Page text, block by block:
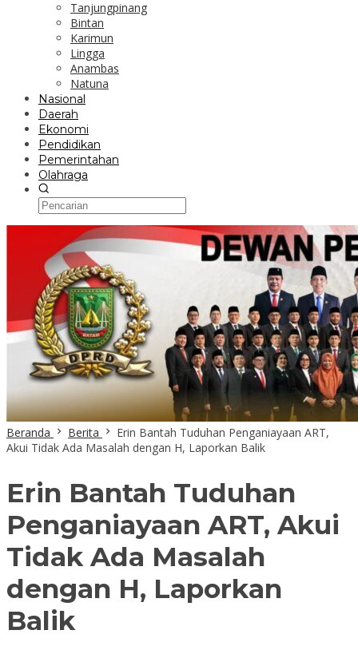
Tanjungpinang
Bintan
Karimun
Lingga
Anambas
Natuna
Nasional
Daerah
Ekonomi
Pendidikan
Pemerintahan
Olahraga
Beranda Berita
Erin Bantah Tuduhan Penganiayaan ART,
Akui Tidak Ada Masalah dengan H, Laporkan Balik
Erin Bantah Tuduhan
Penganiayaan ART, Akui
Tidak Ada Masalah
dengan H, Laporkan
Balik